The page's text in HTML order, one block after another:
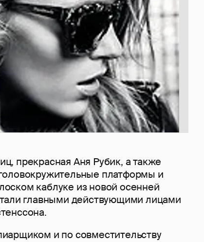
прекрасная Аня Рубик, а также
платформы и
каблуке из новой осенней
главными действующими лицами
и по совместительству